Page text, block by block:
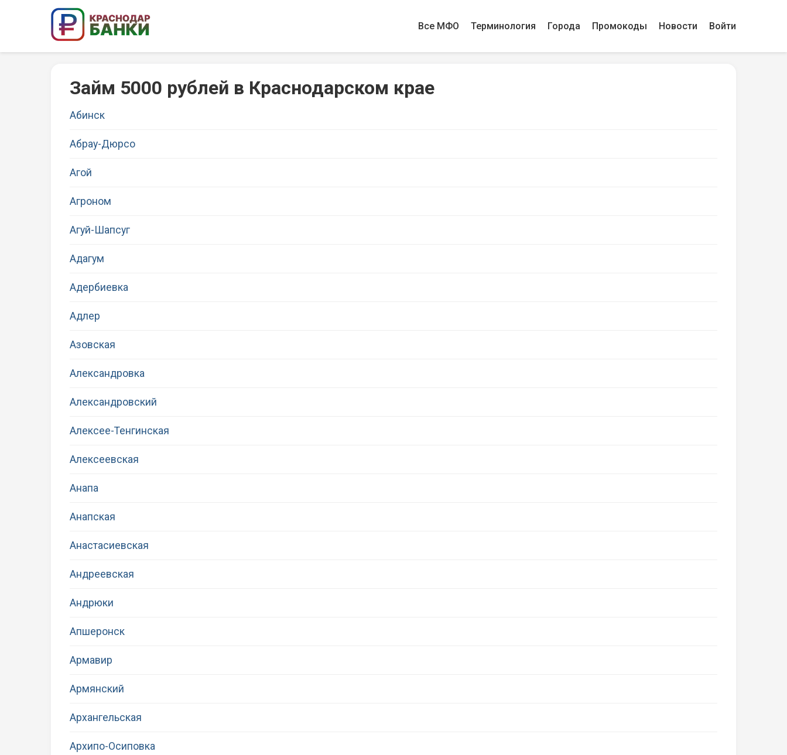
Все МФО Терминология Города Промокоды Новости Войти
Займ 5000 рублей в Краснодарском крае
Абинск
Абрау-Дюрсо
Агой
Агроном
Агуй-Шапсуг
Адагум
Адербиевка
Адлер
Азовская
Александровка
Александровский
Алексее-Тенгинская
Алексеевская
Анапа
Анапская
Анастасиевская
Андреевская
Андрюки
Апшеронск
Армавир
Армянский
Архангельская
Архипо-Осиповка